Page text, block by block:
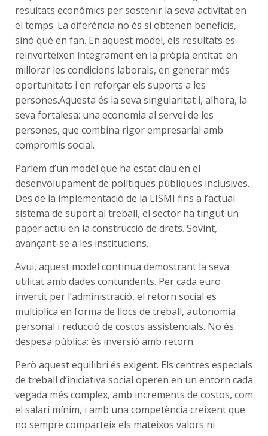
resultats econòmics per sostenir la seva activitat en
el temps. La diferència no és si obtenen beneficis,
sinó què en fan. En aquest model, els resultats es
reinverteixen íntegrament en la pròpia entitat: en
millorar les condicions laborals, en generar més
oportunitats i en reforçar els suports a les
persones.Aquesta és la seva singularitat i, alhora, la
seva fortalesa: una economia al servei de les
persones, que combina rigor empresarial amb
compromís social.
Parlem d’un model que ha estat clau en el
desenvolupament de polítiques públiques inclusives.
Des de la implementació de la LISMI fins a l’actual
sistema de suport al treball, el sector ha tingut un
paper actiu en la construcció de drets. Sovint,
avançant-se a les institucions.
Avui, aquest model continua demostrant la seva
utilitat amb dades contundents. Per cada euro
invertit per l’administració, el retorn social es
multiplica en forma de llocs de treball, autonomia
personal i reducció de costos assistencials. No és
despesa pública: és inversió amb retorn.
Però aquest equilibri és exigent. Els centres especials
de treball d’iniciativa social operen en un entorn cada
vegada més complex, amb increments de costos, com
el salari mínim, i amb una competència creixent que
no sempre comparteix els mateixos valors ni